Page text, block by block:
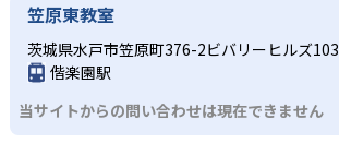
笠原東教室
茨城県水戸市笠原町376-2ビバリーヒルズ103
偕楽園駅
当サイトからの問い合わせは現在できません